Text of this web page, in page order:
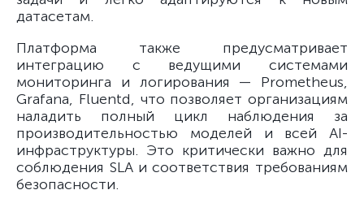
датасетам.
Платформа также предусматривает
интеграцию с ведущими системами
мониторинга и логирования — Prometheus,
Grafana, Fluentd, что позволяет организациям
наладить полный цикл наблюдения за
производительностью моделей и всей AI-
инфраструктуры. Это критически важно для
соблюдения SLA и соответствия требованиям
безопасности.